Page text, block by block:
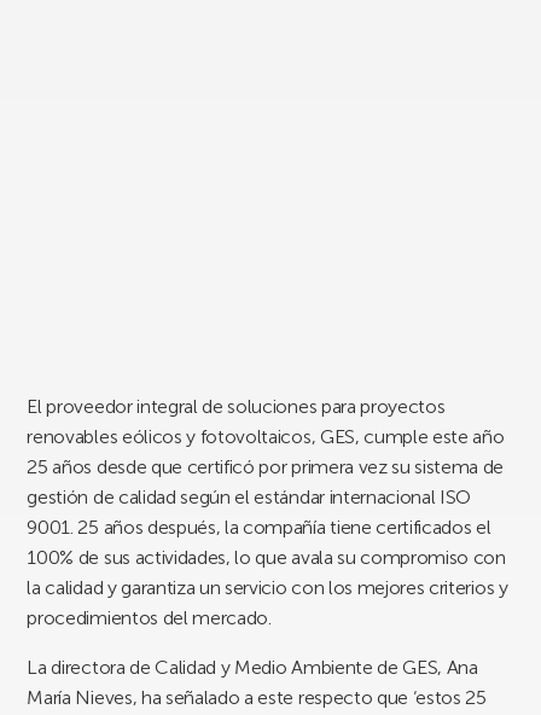
El proveedor integral de soluciones para proyectos
renovables eólicos y fotovoltaicos, GES, cumple este año
25 años desde que certificó por primera vez su sistema de
gestión de calidad según el estándar internacional ISO
9001. 25 años después, la compañía tiene certificados el
100% de sus actividades, lo que avala su compromiso con
la calidad y garantiza un servicio con los mejores criterios y
procedimientos del mercado.
La directora de Calidad y Medio Ambiente de GES, Ana
María Nieves, ha señalado a este respecto que ‘estos 25